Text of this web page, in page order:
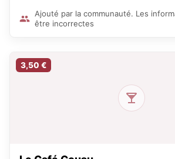
Ajouté par la communauté. Les
être incorrectes
3,50 €